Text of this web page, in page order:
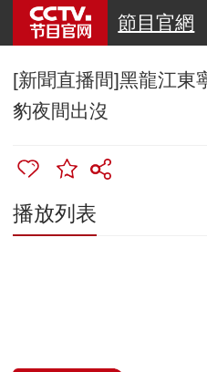
節目官網
[新聞直播間]黑龍江東
豹夜間出沒
播放列表